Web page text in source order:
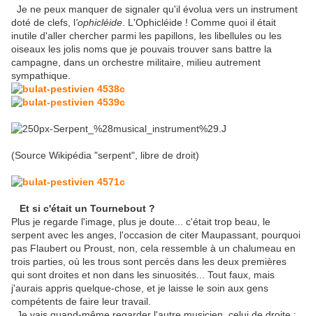
Je ne peux manquer de signaler qu'il évolua vers un instrument
doté de clefs, l'ophicléide . L'Ophicléide ! Comme quoi il était
inutile d'aller chercher parmi les papillons, les libellules ou les
oiseaux les jolis noms que je pouvais trouver sans battre la
campagne, dans un orchestre militaire, milieu autrement
sympathique.
(Source Wikipédia "serpent", libre de droit)
Et si c'était un Tournebout ?
Plus je regarde l'image, plus je doute... c'était trop beau, le
serpent avec les anges, l'occasion de citer Maupassant, pourquoi
pas Flaubert ou Proust, non, cela ressemble à un chalumeau en
trois parties, où les trous sont percés dans les deux premières
qui sont droites et non dans les sinuosités... Tout faux, mais
j'aurais appris quelque-chose, et je laisse le soin aux gens
compétents de faire leur travail.